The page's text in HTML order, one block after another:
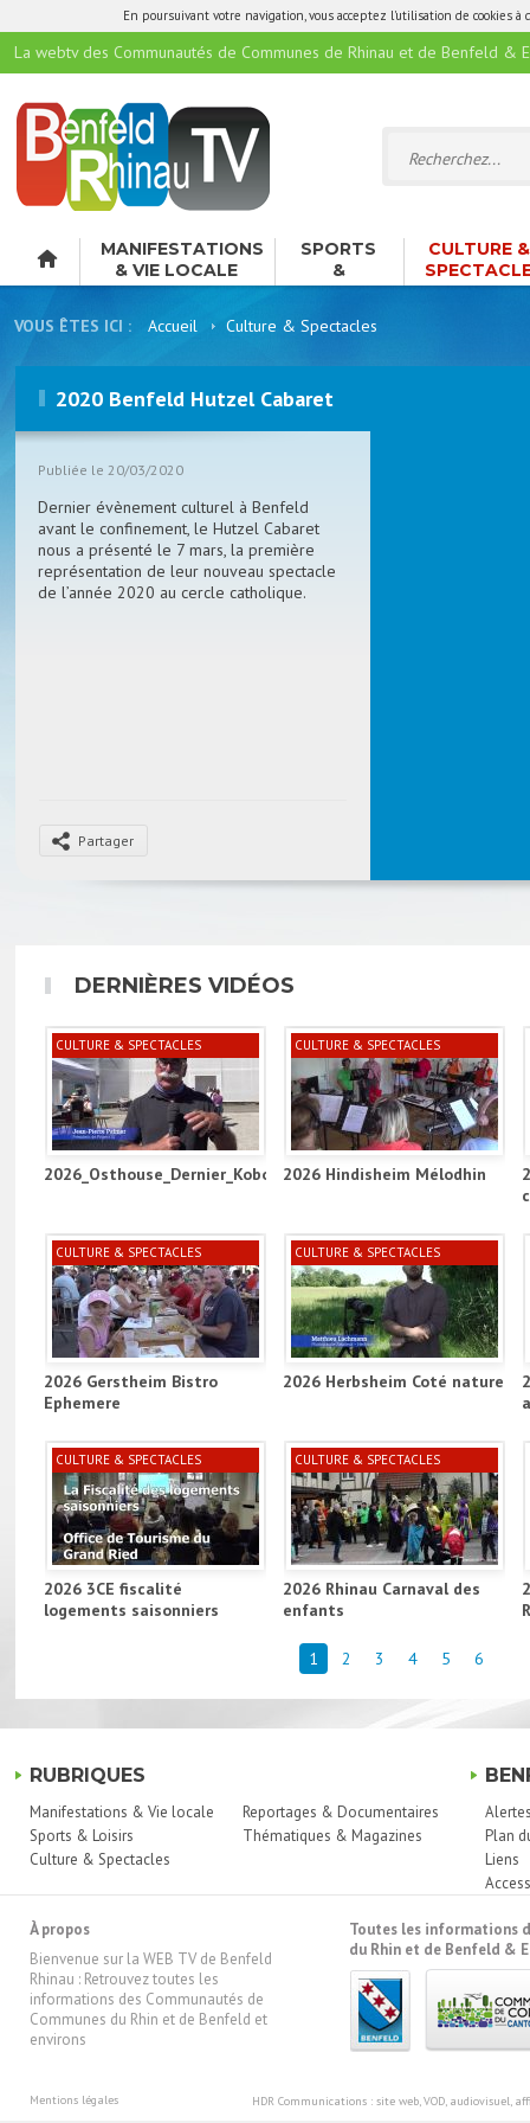
En poursuivant votre navigation, vous acceptez l'utilisation de cookies
La webtv des Communautés de Communes de Rhinau et de Benfeld &
MANIFESTATIONS
& VIE LOCALE
SPORTS
&
LOISIRS
CULTURE &
VOUS ÊTES ICI : Accueil Culture & Spectacles
2020 Benfeld Hutzel Cabaret
Publiée le 20/03/2020
Dernier évènement culturel à Benfeld
avant le confinement, le Hutzel Cabaret
nous a présenté le 7 mars, la première
représentation de leur nouveau spectacle
de l’année 2020 au cercle catholique.
Partager
DERNIÈRES VIDÉOS
CULTURE & SPECTACLES
2026_Osthouse_Dernier_Kobold_Project_ill
CULTURE & SPECTACLES
2026 Hindisheim Mélodhin
CULTURE & SPECTACLES
2026 Gerstheim Bistro
Ephemere
CULTURE & SPECTACLES
2026 Herbsheim Coté nature
CULTURE & SPECTACLES
2026 3CE fiscalité
logements saisonniers
CULTURE & SPECTACLES
2026 Rhinau Carnaval des
enfants
1 2 3 4 5 6
RUBRIQUES
Manifestations & Vie locale
Sports & Loisirs
Culture & Spectacles
Reportages & Documentaires
Thématiques & Magazines
Plan
Liens
À propos
Bienvenue sur la WEB TV de Benfeld
Rhinau : Retrouvez toutes les
informations des Communautés de
Communes du Rhin et de Benfeld et
environs
Toutes les informations
du Rhin et de Benfeld &
Mentions légales HDR Communications : site web, VOD, audiovisuel,